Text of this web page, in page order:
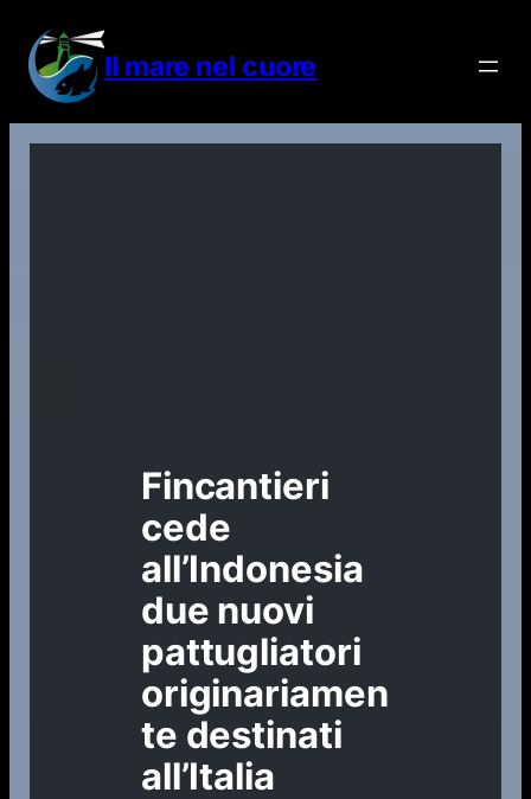
contenuto
Il mare nel cuore
Fincantieri
cede
all’Indonesia
due nuovi
pattugliatori
originariamen
te destinati
all’Italia